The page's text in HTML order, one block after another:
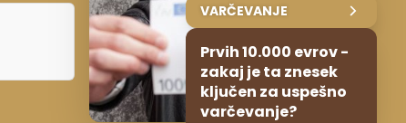
VARČEVANJE
Prvih 10.000 evrov -
zakaj je ta znesek
ključen za uspešno
varčevanje?